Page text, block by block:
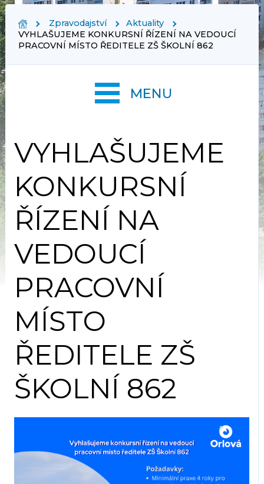
Zpravodajství
Aktuality
VYHLAŠUJEME KONKURSNÍ ŘÍZENÍ NA VEDOUCÍ
PRACOVNÍ MÍSTO ŘEDITELE ZŠ ŠKOLNÍ 862
VYHLAŠUJEME
KONKURSNÍ
ŘÍZENÍ NA
VEDOUCÍ
PRACOVNÍ
MÍSTO
ŘEDITELE ZŠ
ŠKOLNÍ 862
MENU